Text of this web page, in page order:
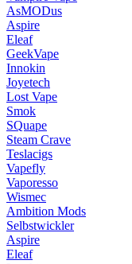
AsMODus
Aspire
Eleaf
GeekVape
Innokin
Joyetech
Lost Vape
Smok
SQuape
Steam Crave
Teslacigs
Vapefly
Vaporesso
Wismec
Ambition Mods
Selbstwickler
Aspire
Eleaf